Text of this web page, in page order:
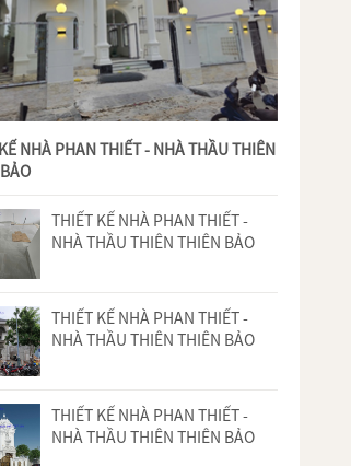
NHÀ PHAN THIẾT - NHÀ THẦU THIÊN
THIẾT KẾ NHÀ PHAN THIẾT -
NHÀ THẦU THIÊN THIÊN BẢO
THIẾT KẾ NHÀ PHAN THIẾT -
NHÀ THẦU THIÊN THIÊN BẢO
THIẾT KẾ NHÀ PHAN THIẾT -
NHÀ THẦU THIÊN THIÊN BẢO